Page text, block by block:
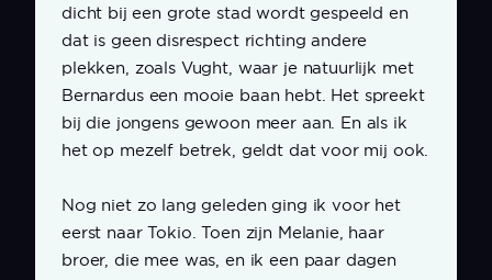
dicht bij een grote stad wordt gespeeld en
dat is geen disrespect richting andere
plekken, zoals Vught, waar je natuurlijk met
Bernardus een mooie baan hebt. Het spreekt
bij die jongens gewoon meer aan. En als ik
het op mezelf betrek, geldt dat voor mij ook.
Nog niet zo lang geleden ging ik voor het
eerst naar Tokio. Toen zijn Melanie, haar
broer, die mee was, en ik een paar dagen